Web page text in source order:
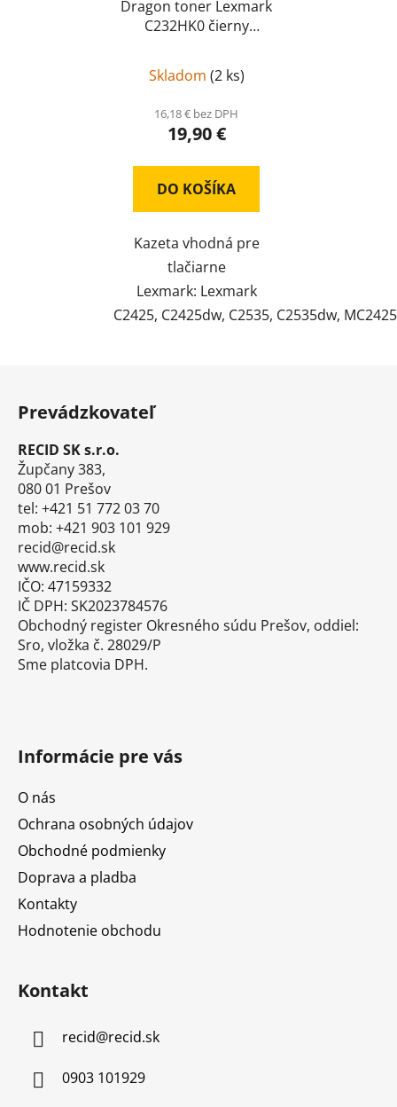
Dragon toner Lexmark
C232HK0 čierny
Skladom (2 ks)
16,18 € bez DPH
19,90 €
DO KOŠÍKA
Kazeta vhodná pre
tlačiarne
Lexmark: Lexmark
C2425, C2425dw, C2535, C2535dw,
Prevádzkovateľ
RECID SK s.r.o.
Župčany 383,
080 01 Prešov
tel: +421 51 772 03 70
mob: +421 903 101 929
recid@recid.sk
www.recid.sk
IČO: 47159332
IČ DPH: SK2023784576
Obchodný register Okresného súdu Prešov, oddiel:
Sro, vložka č. 28029/P
Sme platcovia DPH.
Informácie pre vás
O nás
Ochrana osobných údajov
Obchodné podmienky
Doprava a pladba
Kontakty
Hodnotenie obchodu
Kontakt
recid@recid.sk
0903 101929